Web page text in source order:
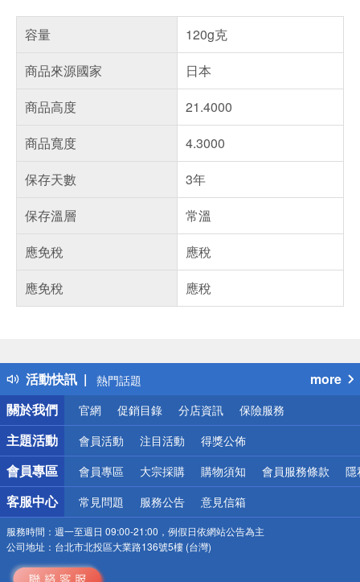
容量
120g克
商品來源國家
日本
商品高度
21.4000
商品寬度
4.3000
保存天數
3年
保存溫層
常溫
應免稅
應稅
應免稅
應稅
活動快訊
得獎公告
熱門話題
銀行優惠
偏遠地區配送
詐騙網頁！請小心！
more
關於我們
官網 促銷目錄 分店資訊 保險服務
主題活動 會員活動 注目活動 得獎公佈
會員專區 會員專區 大宗採購 購物須知 會員服務條款 隱
客服中心 常見問題 服務公告 意見信箱
服務時間： 週一至週日 09:00-21:00，例假日依網站公告為主
公司地址： 台北市北投區大業路136號5樓 (台灣)